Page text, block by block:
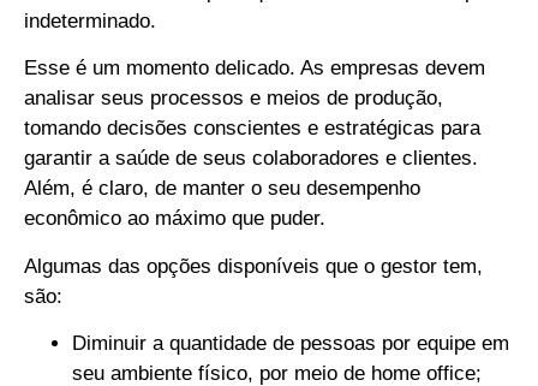
indeterminado.
Esse é um momento delicado. As empresas devem
analisar seus processos e meios de produção,
tomando decisões conscientes e estratégicas para
garantir a saúde de seus colaboradores e clientes.
Além, é claro, de manter o seu desempenho
econômico ao máximo que puder.
Algumas das opções disponíveis que o gestor tem,
são:
Diminuir a quantidade de pessoas por equipe em
seu ambiente físico, por meio de home office;